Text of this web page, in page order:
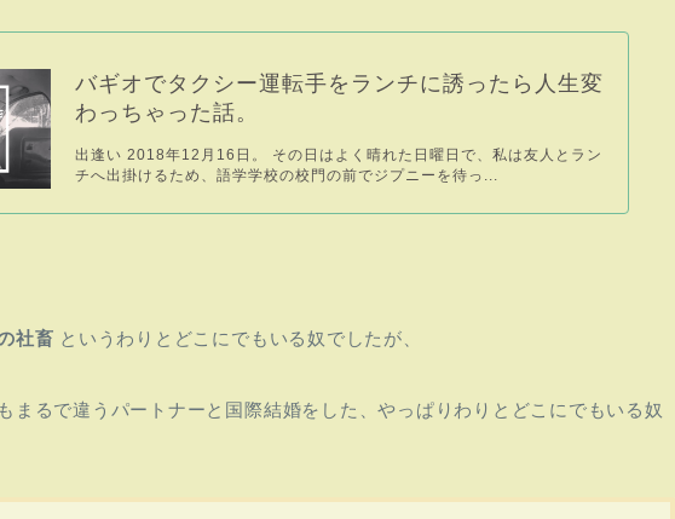
バギオでタクシー運転手をランチに誘ったら人生変
わっちゃった話。
出逢い 2018年12月16日。 その日はよく晴れた日曜日で、私は友人とラン
チへ出掛けるため、語学学校の校門の前でジプニーを待っ...
社畜 というわりとどこにでもいる奴でしたが、
まるで違うパートナーと国際結婚をした、やっぱりわりとどこにでもいる奴